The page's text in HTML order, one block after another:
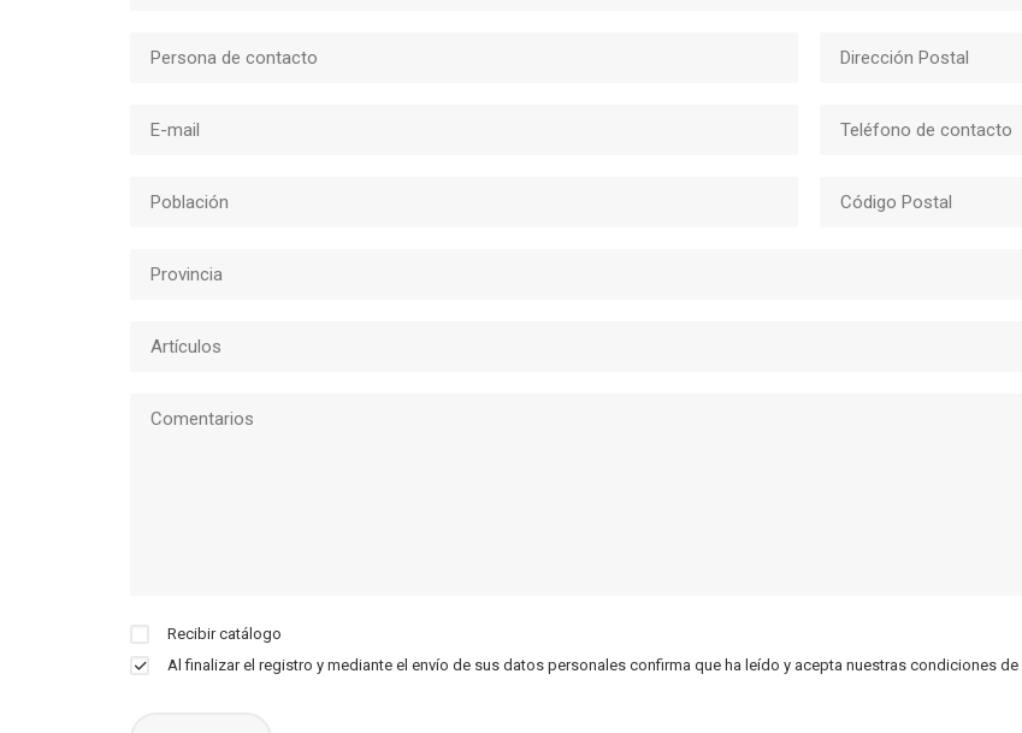
Recibir catálogo
Al finalizar el registro y mediante el envío de sus datos personales confirma que ha leído y acepta nuestras condiciones de